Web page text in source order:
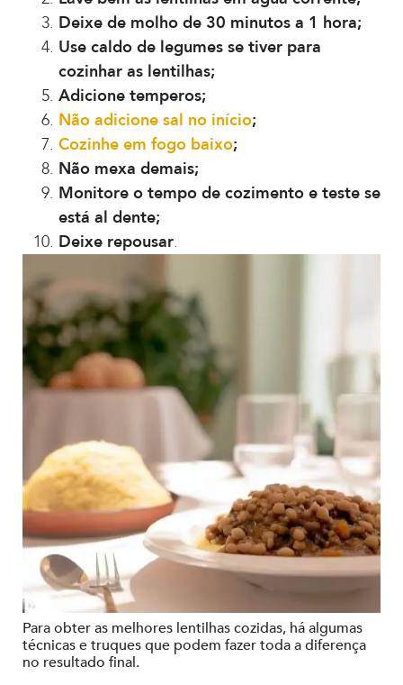
Deixe de molho de 30 minutos a 1 hora;
Use caldo de legumes se tiver para
cozinhar as lentilhas;
Adicione temperos;
Não adicione sal no início;
Cozinhe em fogo baixo;
Não mexa demais;
Monitore o tempo de cozimento e teste se
está al dente;
Deixe repousar.
Para obter as melhores lentilhas cozidas, há algumas
técnicas e truques que podem fazer toda a diferença
no resultado final.